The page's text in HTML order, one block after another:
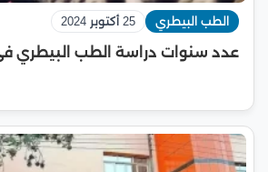
الطب البيطري 25 أكتوبر 2024
عدد سنوات دراسة الطب البيطري